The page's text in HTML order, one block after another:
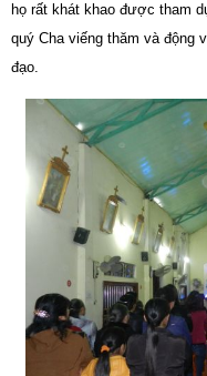
họ rất khát khao được tham
quý Cha viếng thăm và động
đạo.